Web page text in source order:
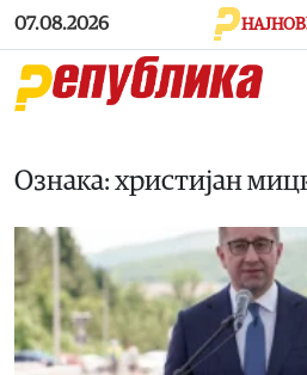
Skip to main content
07.08.2026
Ознака: христијан